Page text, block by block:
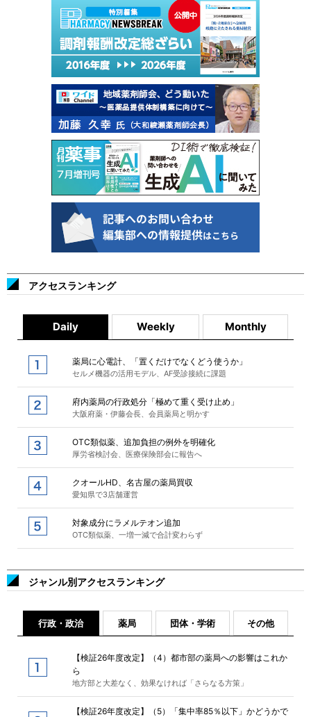
アクセスランキング
Daily Weekly Monthly
薬局に心電計、「置くだけでなくどう使うか」
セルメ機器の活用モデル、AF受診接続に課題
府内薬局の行政処分「極めて重く受け止め」
大阪府薬・伊藤会長、会員薬局と明かす
OTC類似薬、追加負担の例外を明確化
厚労省検討会、医療保険部会に報告へ
クオールHD、名古屋の薬局買収
愛知県で3店舗運営
対象成分にラメルテオン追加
OTC類似薬、一増一減で合計変わらず
ジャンル別アクセスランキング
行政・政治 薬局 団体・学術 その他
【検証26年度改定】（4）都市部の薬局への影響はこれか
ら
地方部と大差なく、効果なければ「さらなる方策」
【検証26年度改定】（5）「集中率85％以下」かどうかで